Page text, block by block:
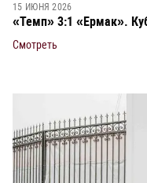
15 ИЮНЯ 2026
«Темп» 3:1 «Ермак».
Смотреть